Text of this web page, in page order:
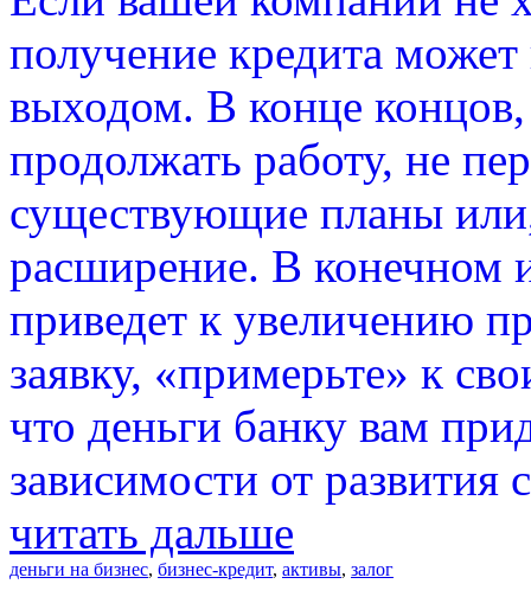
получение кредита
выходом. В конце
продолжать работу, не
существующие планы
расширение. В конечном
приведет к увеличению
заявку, «примерьте» к
что деньги банку вам
зависимости от развития
читать дальше
деньги на бизнес, бизнес-кредит, активы, залог